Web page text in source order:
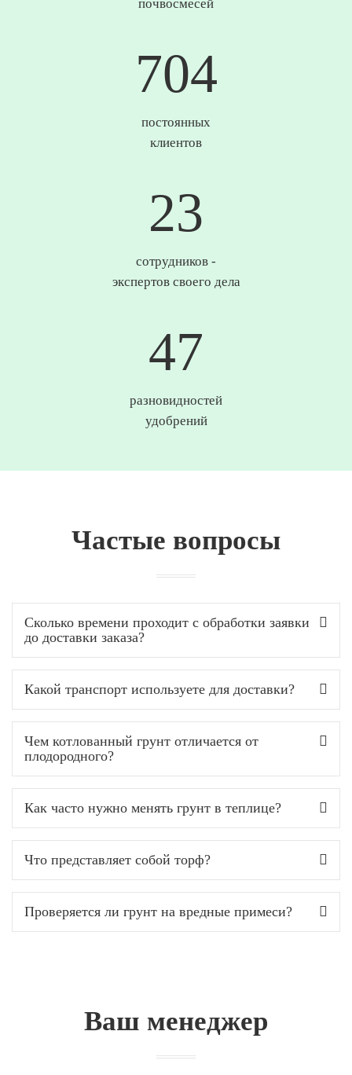
почвосмесей
735
постоянных
клиентов
25
сотрудников -
экспертов своего дела
49
разновидностей
удобрений
Частые вопросы
Сколько времени проходит с обработки заявки
до доставки заказа?
Какой транспорт используете для доставки?
Чем котлованный грунт отличается от
плодородного?
Как часто нужно менять грунт в теплице?
Что представляет собой торф?
Проверяется ли грунт на вредные примеси?
Ваш менеджер